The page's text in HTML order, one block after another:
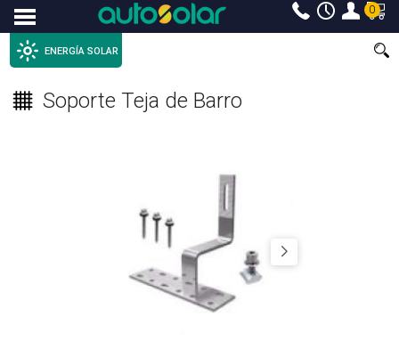
Menu 0
ENERGÍA SOLAR
Soporte Teja de Barro